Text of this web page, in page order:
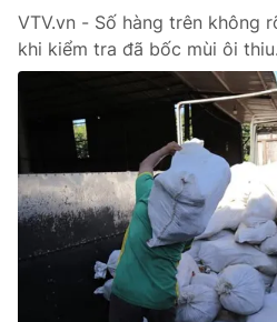
Ðiện thoại Thời báo VTV:
024.66
Email:toasoan@vtv.vn
Liên hệ quảng cáo:024-
VTV.vn - Số hàng trên không
khi kiểm tra đã bốc mùi ôi thiu.